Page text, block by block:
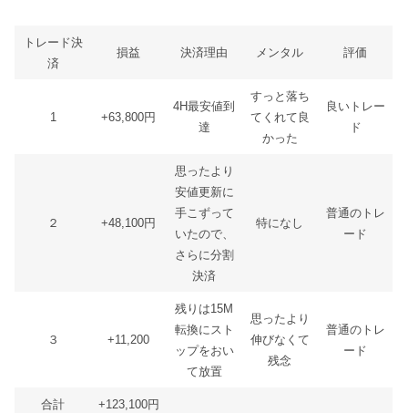
トレード決
済
損益 決済理由 メンタル 評価
1 +63,800円
4H最安値到
達
すっと落ち
てくれて良
かった
良いトレー
ド
２ +48,100円
思ったより
安値更新に
手こずって
いたので、
さらに分割
決済
特になし
普通のトレ
ード
３ +11,200
残りは15M
転換にスト
ップをおい
て放置
思ったより
伸びなくて
残念
普通のトレ
ード
合計 +123,100円